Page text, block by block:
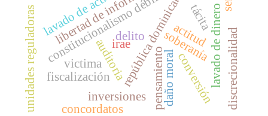
constitucionalismo débil
república dominicana
fiscalizaciónauditoria soberanía
pensamiento
actitudlavado de dinero
delito
daño moral
unidades reguladoras inversiones
irae
conversión
tácita
concordatos discrecionalidad
victima